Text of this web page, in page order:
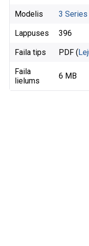
Modelis 3 Series
Lappuses 396
Faila tips PDF (
Faila
lielums
6 MB